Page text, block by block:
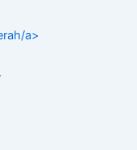
a>